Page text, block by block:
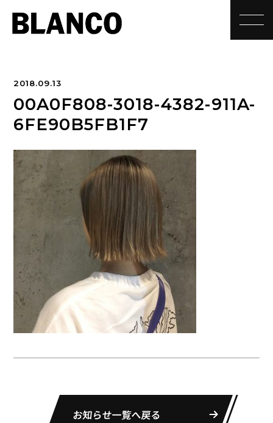
2018.09.13
00A0F808-3018-4382-911A-
6FE90B5FB1F7
お知らせ一覧へ戻る